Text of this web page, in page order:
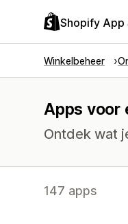
Shopify App
Winkelbeheer
Apps voor
Ontdek wat
147 apps